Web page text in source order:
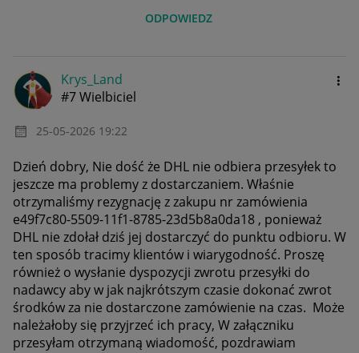
ODPOWIEDZ
Krys_Land
#7 Wielbiciel
‎25-05-2026 19:22
Dzień dobry, Nie dość że DHL nie odbiera przesyłek to
jeszcze ma problemy z dostarczaniem. Właśnie
otrzymaliśmy rezygnację z zakupu nr zamówienia
e49f7c80-5509-11f1-8785-23d5b8a0da18 , ponieważ
DHL nie zdołał dziś jej dostarczyć do punktu odbioru. W
ten sposób tracimy klientów i wiarygodność. Proszę
również o wysłanie dyspozycji zwrotu przesyłki do
nadawcy aby w jak najkrótszym czasie dokonać zwrot
środków za nie dostarczone zamówienie na czas. Może
należałoby się przyjrzeć ich pracy, W załączniku
przesyłam otrzymaną wiadomość, pozdrawiam